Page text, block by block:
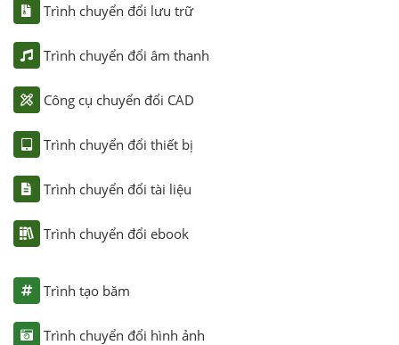
Trình chuyển đổi lưu trữ
Trình chuyển đổi âm thanh
Công cụ chuyển đổi CAD
Trình chuyển đổi thiết bị
Trình chuyển đổi tài liệu
Trình chuyển đổi ebook
Trình tạo băm
Trình chuyển đổi hình ảnh